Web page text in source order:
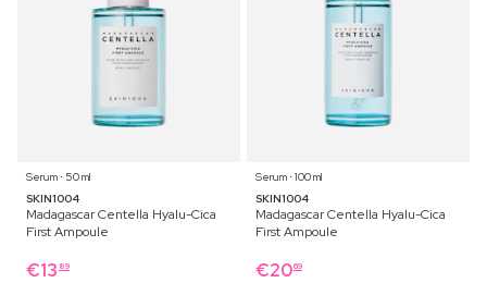
Serum ⋅ 50 ml
SKIN1004
Madagascar Centella Hyalu-Cica
First Ampoule
€13 89
Serum ⋅ 100 ml
SKIN1004
Madagascar Centella Hyalu-Cica
First Ampoule
€2069